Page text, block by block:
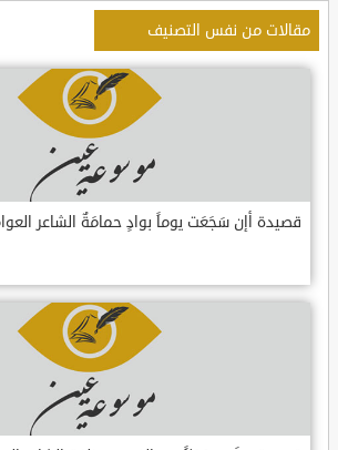
مقالات من نفس التصنيف
قصيدة أإن سَجَعَت يوماً بوادٍ حمامَةٌ الشاعر